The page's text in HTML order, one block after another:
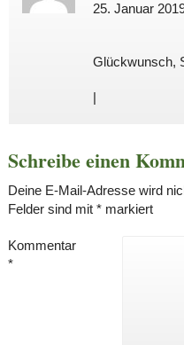
25. Januar
Glückwunsch,
|
Schreibe einen
Deine E-Mail-Adresse wird
Felder sind mit *markiert
Kommentar
*